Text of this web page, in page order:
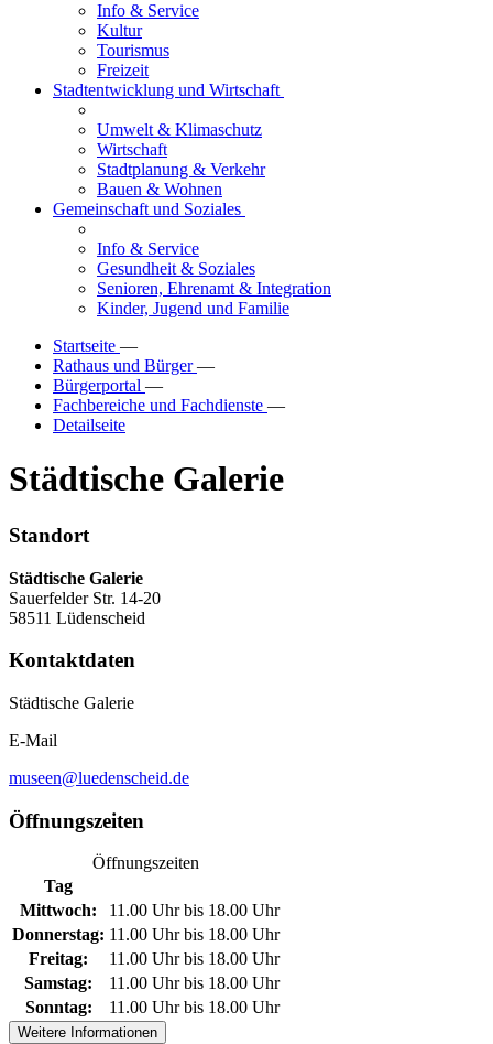
Info & Service
Kultur
Tourismus
Freizeit
Stadtentwicklung und Wirtschaft
Umwelt & Klimaschutz
Wirtschaft
Stadtplanung & Verkehr
Bauen & Wohnen
Gemeinschaft und Soziales
Info & Service
Gesundheit & Soziales
Senioren, Ehrenamt & Integration
Kinder, Jugend und Familie
Startseite —
Rathaus und Bürger—
Bürgerportal —
Fachbereiche und Fachdienste —
Detailseite
Städtische Galerie
Standort
Städtische Galerie
Sauerfelder Str. 14-20
58511 Lüdenscheid
Kontaktdaten
Städtische Galerie
E-Mail
museen@luedenscheid.de
Öffnungszeiten
Öffnungszeiten
Tag
Mittwoch:
11.00 Uhr bis 18.00 Uhr
Donnerstag: 11.00 Uhr bis 18.00 Uhr
Freitag:
11.00 Uhr bis 18.00 Uhr
Samstag:
11.00 Uhr bis 18.00 Uhr
Sonntag:
11.00 Uhr bis 18.00 Uhr
Weitere Informationen